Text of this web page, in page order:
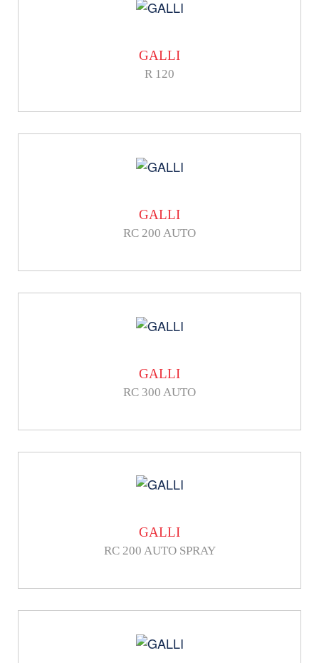
GALLI
R 120
GALLI
RC 200 AUTO
GALLI
RC 300 AUTO
GALLI
RC 200 AUTO SPRAY